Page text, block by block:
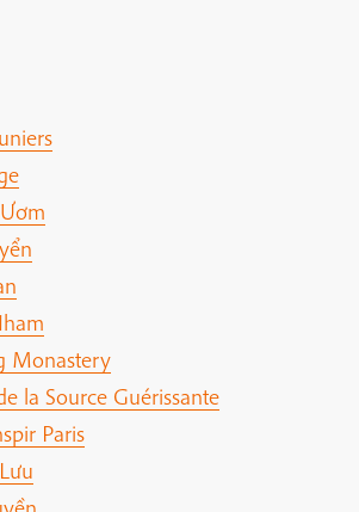
Monastery
la Source Guérissante
Paris